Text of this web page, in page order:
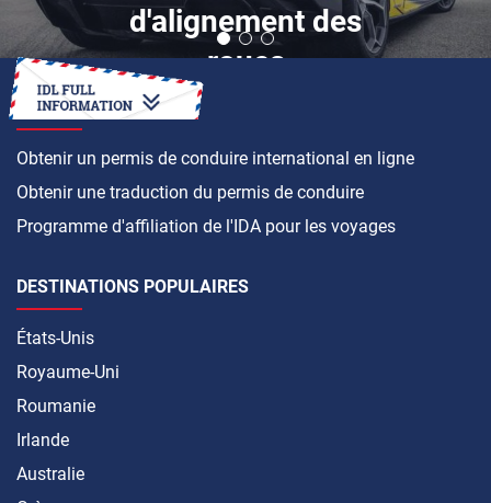
d'alignement des
roues
COMMENT FAIRE
Obtenir un permis de conduire international en ligne
Obtenir une traduction du permis de conduire
Programme d'affiliation de l'IDA pour les voyages
DESTINATIONS POPULAIRES
États-Unis
Royaume-Uni
Roumanie
Irlande
Australie